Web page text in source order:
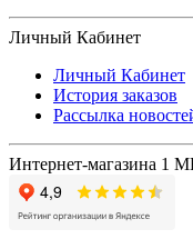
Личный Кабинет
Личный Кабинет
История заказов
Рассылка
Интернет-магазина 1